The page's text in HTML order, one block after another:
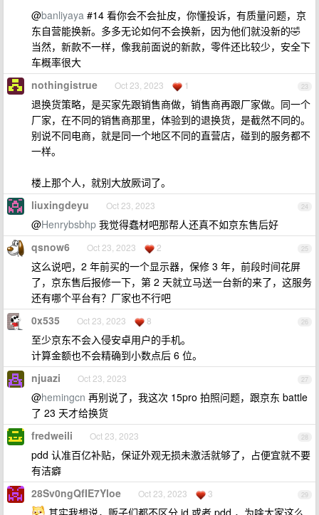
@banliyaya #14 看你会不会扯皮，你懂投诉，有质量问题，京
东自营能换新。多多无论如何不会换新，因为他们就没新的🤣
当然，新款不一样，像我前面说的新款，零件还比较少，安全下
车概率很大
23
nothingistrue Oct 23, 2023 1
退换货策略，是买家先跟销售商做，销售商再跟厂家做。同一个
厂家，在不同的销售商那里，体验到的退换货，是截然不同的。
别说不同电商，就是同一个地区不同的直营店，碰到的服务都不
一样。
楼上那个人，就别大放厥词了。
24
liuxingdeyu Oct 23, 2023
@Henrybsbhp 我觉得蠢材吧那帮人还真不如京东售后好
25
qsnow6 Oct 23, 2023 2
这么说吧，2 年前买的一个显示器，保修 3 年，前段时间花屏
了，京东售后报修一下，第 2 天就立马送一台新的来了，这服务
还有哪个平台有？厂家也不行吧
26
0x535 Oct 23, 2023 8
至少京东不会入侵安卓用户的手机。
计算金额也不会精确到小数点后 6 位。
27
njuazi Oct 23, 2023
@hemingcn 再别说了，我这次 15pro 拍照问题，跟京东 battle
了 23 天才给换货
28
fredweili Oct 23, 2023
pdd 认准百亿补贴，保证外观无损未激活就够了，占便宜就不要
有洁癖
29
28Sv0ngQfIE7Yloe Oct 23, 2023 3
其实我想说，贩子们都不区分 jd 或者 pdd ，为啥大家这么